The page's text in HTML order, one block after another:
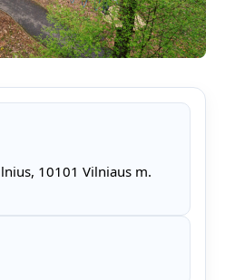
10101 Vilniaus m.